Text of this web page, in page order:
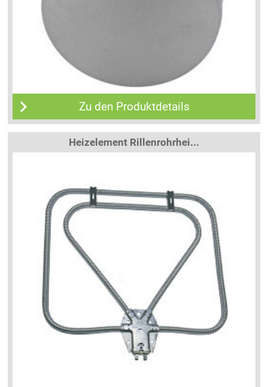
Zu den Produktdetails
Heizelement Rillenrohrhei...